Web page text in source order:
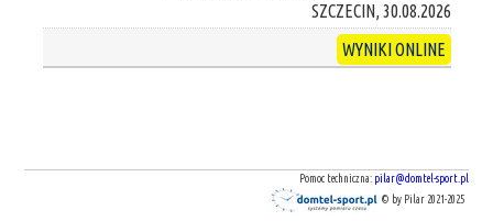
SZCZECIN, 30.08.2026
WYNIKI ONLINE
Pomoc techniczna: pilar@domtel-sport.pl
© by Pilar 2021-2025